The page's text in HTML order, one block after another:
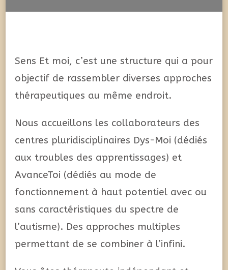
Sens Et moi, c’est une structure qui a pour
objectif de rassembler diverses approches
thérapeutiques au même endroit.
Nous accueillons les collaborateurs des
centres pluridisciplinaires Dys-Moi (dédiés
aux troubles des apprentissages) et
AvanceToi (dédiés au mode de
fonctionnement à haut potentiel avec ou
sans caractéristiques du spectre de
l’autisme). Des approches multiples
permettant de se combiner à l’infini.